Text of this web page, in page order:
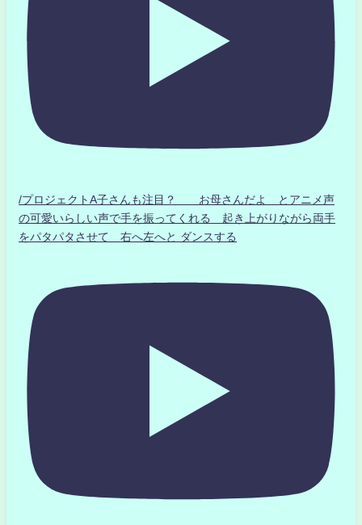
/プロジェクトA子さんも注目？ お母さんだよ とアニメ声
の可愛いらしい声で手を振ってくれる 起き上がりながら両手
をパタパタさせて 右へ左へと ダンスする